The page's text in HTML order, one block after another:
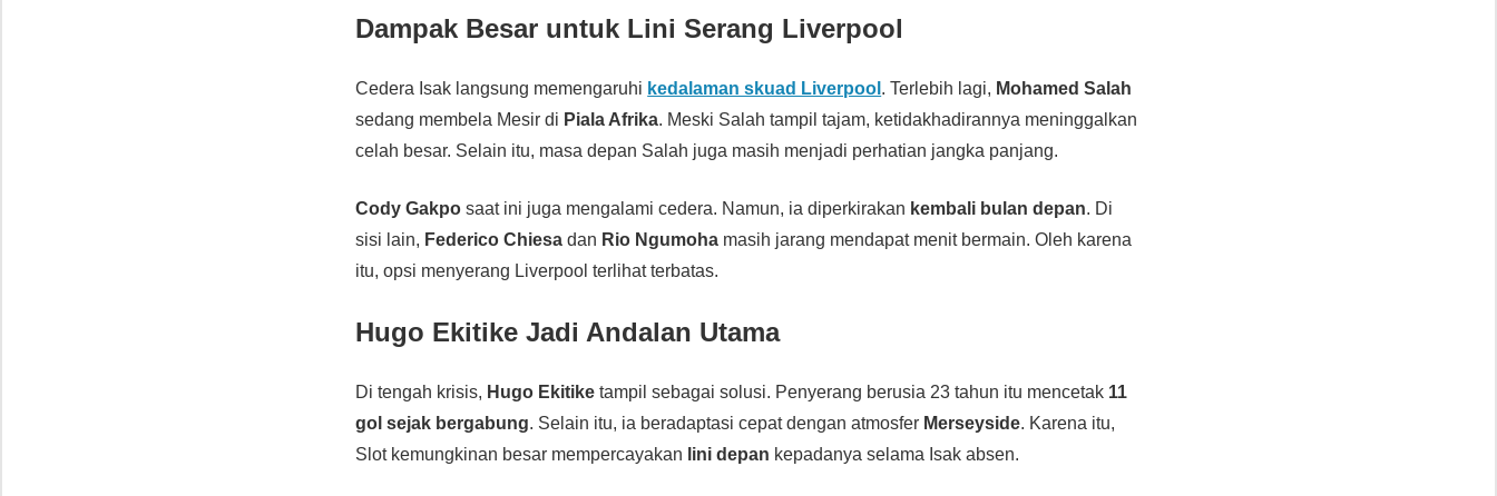
Dampak Besar untuk Lini Serang Liverpool
Cedera Isak langsung memengaruhi kedalaman skuad Liverpool . Terlebih lagi, Mohamed Salah
sedang membela Mesir di Piala Afrika. Meski Salah tampil tajam, ketidakhadirannya meninggalkan
celah besar. Selain itu, masa depan Salah juga masih menjadi perhatian jangka panjang.
Cody Gakpo saat ini juga mengalami cedera. Namun, ia diperkirakan kembali bulan depan. Di
sisi lain, Federico Chiesa dan Rio Ngumoha masih jarang mendapat menit bermain. Oleh karena
itu, opsi menyerang Liverpool terlihat terbatas.
Hugo Ekitike Jadi Andalan Utama
Di tengah krisis, Hugo Ekitike tampil sebagai solusi. Penyerang berusia 23 tahun itu mencetak 11
gol sejak bergabung. Selain itu, ia beradaptasi cepat dengan atmosfer Merseyside. Karena itu,
Slot kemungkinan besar mempercayakan lini depan kepadanya selama Isak absen.